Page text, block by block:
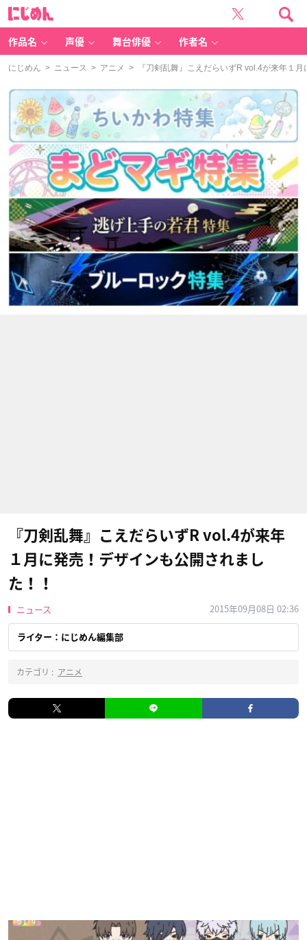
作品名 声優 舞台俳優 作者名
にじめん > ニュース > アニメ > 『刀剣乱舞』こえだらいずR vol.4が来年１
『刀剣乱舞』こえだらいずR vol.4が来年
１月に発売！デザインも公開されまし
た！！
ニュース 2015年09月08日 02:36
ライター：にじめん編集部
カテゴリ : アニメ